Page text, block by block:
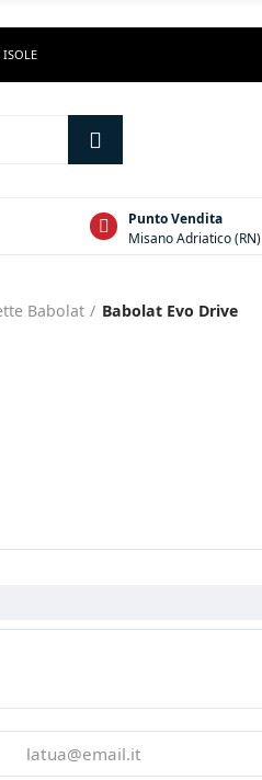
Punto Vendita
Misano Adriatico (RN)
Babolat Babolat Evo Drive